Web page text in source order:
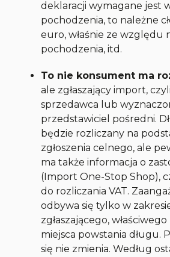
deklaracji wymagane jest
pochodzenia, to należne
euro, właśnie ze względu
pochodzenia, itd.
To nie konsument ma
ale zgłaszający import,
sprzedawca lub
przedstawiciel pośredni.
będzie rozliczany na
zgłoszenia celnego, ale
ma także informacja o
(Import One-Stop Shop),
do rozliczania VAT.
odbywa się tylko w
zgłaszającego,
miejsca powstania długu.
się nie zmienia. Według